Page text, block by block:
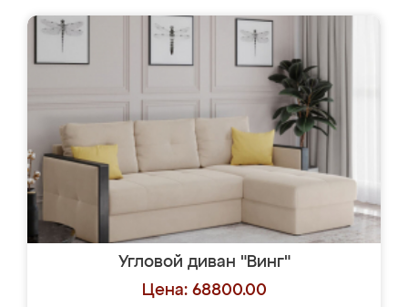
Угловой диван "Винг"
Цена: 68800.00